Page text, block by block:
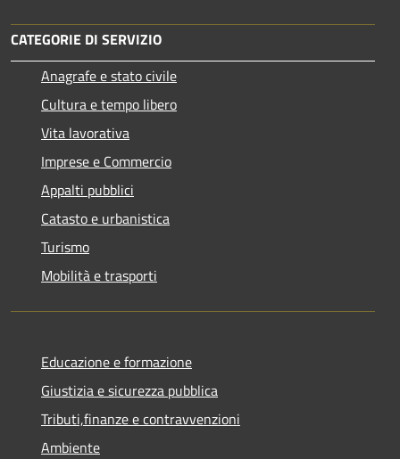
CATEGORIE DI SERVIZIO
Anagrafe e stato civile
Cultura e tempo libero
Vita lavorativa
Imprese e Commercio
Appalti pubblici
Catasto e urbanistica
Turismo
Mobilità e trasporti
Educazione e formazione
Giustizia e sicurezza pubblica
Tributi,finanze e contravvenzioni
Ambiente